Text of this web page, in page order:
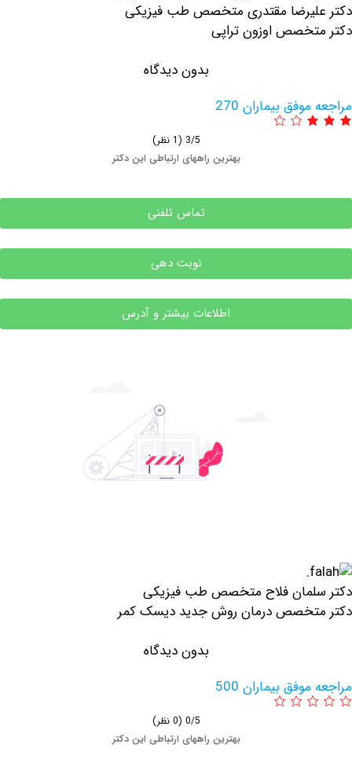
مقتدری متخصص طب فیزیکی
اوزون تراپی
بدون دیدگاه
بیماران 270
بهترین راههای ارتباطی این دکتر
تماس تلفنی
نوبت دهی
اطلاعات بیشتر و آدرس
فلاح متخصص طب فیزیکی
درمان روش جدید دیسک کمر
بدون دیدگاه
بیماران 500
بهترین راههای ارتباطی این دکتر